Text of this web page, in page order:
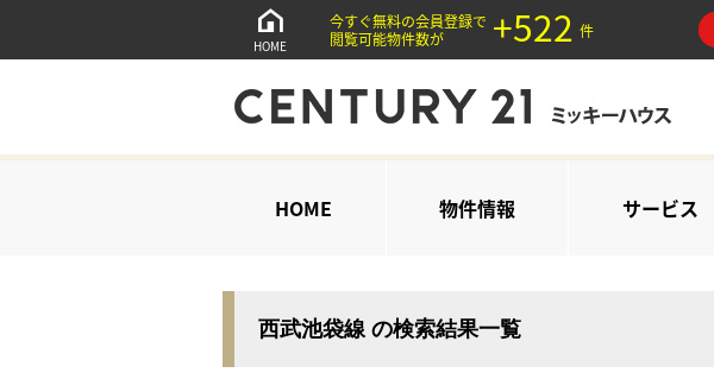
HOME
今すぐ無料の会員登録で
閲覧可能物件数が
+522 件
HOME 物件情報 サービス
西武池袋線 の検索結果一覧